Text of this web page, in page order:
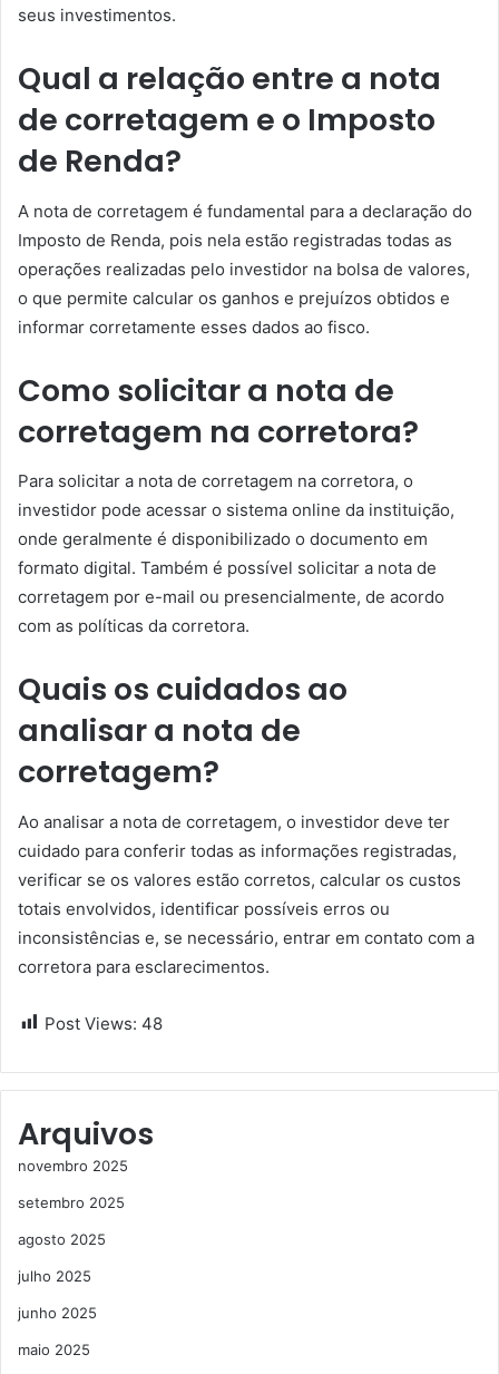
seus investimentos.
Qual a relação entre a nota
de corretagem e o Imposto
de Renda?
A nota de corretagem é fundamental para a declaração do
Imposto de Renda, pois nela estão registradas todas as
operações realizadas pelo investidor na bolsa de valores,
o que permite calcular os ganhos e prejuízos obtidos e
informar corretamente esses dados ao fisco.
Como solicitar a nota de
corretagem na corretora?
Para solicitar a nota de corretagem na corretora, o
investidor pode acessar o sistema online da instituição,
onde geralmente é disponibilizado o documento em
formato digital. Também é possível solicitar a nota de
corretagem por e-mail ou presencialmente, de acordo
com as políticas da corretora.
Quais os cuidados ao
analisar a nota de
corretagem?
Ao analisar a nota de corretagem, o investidor deve ter
cuidado para conferir todas as informações registradas,
verificar se os valores estão corretos, calcular os custos
totais envolvidos, identificar possíveis erros ou
inconsistências e, se necessário, entrar em contato com a
corretora para esclarecimentos.
Post Views: 48
Arquivos
novembro 2025
setembro 2025
agosto 2025
julho 2025
junho 2025
maio 2025